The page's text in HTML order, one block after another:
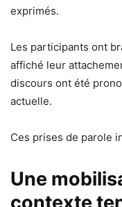
exprimés.
Les participants ont
affiché leur
discours ont été
actuelle.
Ces prises de parole
Une